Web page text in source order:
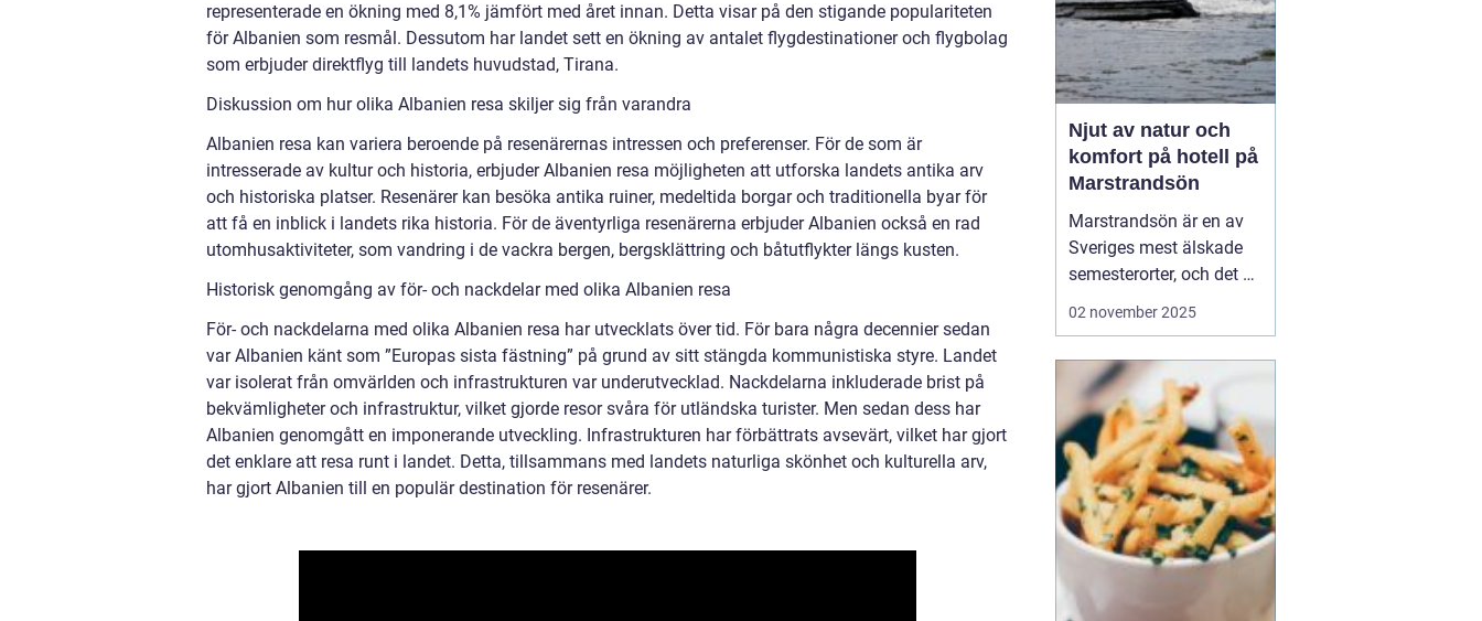
representerade en ökning med 8,1% jämfört med året innan. Detta visar på den stigande populariteten
för Albanien som resmål. Dessutom har landet sett en ökning av antalet flygdestinationer och flygbolag
som erbjuder direktflyg till landets huvudstad, Tirana.
Diskussion om hur olika Albanien resa skiljer sig från varandra
Albanien resa kan variera beroende på resenärernas intressen och preferenser. För de som är
intresserade av kultur och historia, erbjuder Albanien resa möjligheten att utforska landets antika arv
och historiska platser. Resenärer kan besöka antika ruiner, medeltida borgar och traditionella byar för
att få en inblick i landets rika historia. För de äventyrliga resenärerna erbjuder Albanien också en rad
utomhusaktiviteter, som vandring i de vackra bergen, bergsklättring och båtutflykter längs kusten.
Historisk genomgång av för- och nackdelar med olika Albanien resa
För- och nackdelarna med olika Albanien resa har utvecklats över tid. För bara några decennier sedan
var Albanien känt som ”Europas sista fästning” på grund av sitt stängda kommunistiska styre. Landet
var isolerat från omvärlden och infrastrukturen var underutvecklad. Nackdelarna inkluderade brist på
bekvämligheter och infrastruktur, vilket gjorde resor svåra för utländska turister. Men sedan dess har
Albanien genomgått en imponerande utveckling. Infrastrukturen har förbättrats avsevärt, vilket har gjort
det enklare att resa runt i landet. Detta, tillsammans med landets naturliga skönhet och kulturella arv,
har gjort Albanien till en populär destination för resenärer.
Njut av natur och
komfort på hotell på
Marstrandsön
Marstrandsön är en av
Sveriges mest älskade
semesterorter, och det är
inte svårt att förstå
naturskönhet och
modern komfort,
erbjuder denna ö en
perfek...
02 november 2025